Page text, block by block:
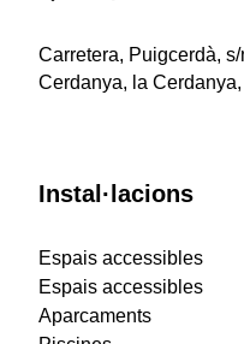
Carretera, Puigcerdà,
Cerdanya, la
Instal·lacions
Espais accessibles
Espais accessibles
Aparcaments